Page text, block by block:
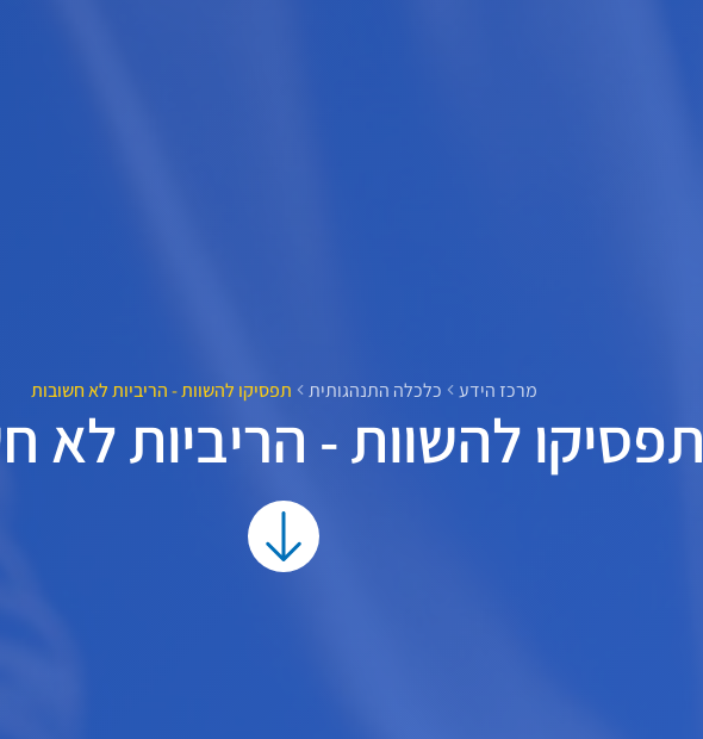
מרכז הידע כלכלה התנהגותית תפסיקו להשוות - הריביות לא חשובות
תפסיקו להשוות - הריביות לא